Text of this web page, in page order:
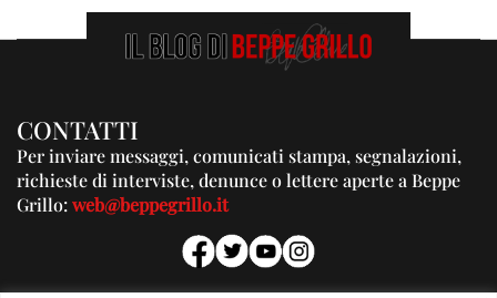
CONTATTI
Per inviare messaggi, comunicati stampa, segnalazioni,
richieste di interviste, denunce o lettere aperte a Beppe
Grillo:web@beppegrillo.it